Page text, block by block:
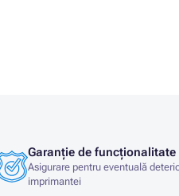
Garanție de funcționalitate
Asigurare pentru eventuală
imprimantei